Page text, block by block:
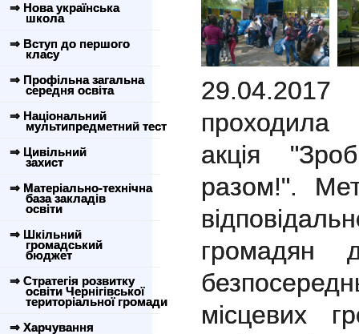
⇒ Нова українська
школа
⇒ Вступ до першого
класу
⇒ Профільна загальна
середня освіта
⇒ Національний
мультипредметний тест
⇒ Цивільний
захист
⇒ Матеріально-технічна
база закладів
освіти
⇒ Шкільний
громадський
бюджет
⇒ Стратегія розвитку
освіти Чернігівської
територіальної громади
⇒ Харчування
проходила
акція
разом!".
громадян
місцевих